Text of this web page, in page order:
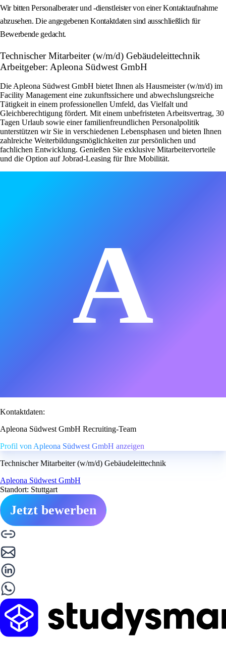
Wir bitten Personalberater und -dienstleister von einer Kontaktaufnahme
abzusehen. Die angegebenen Kontaktdaten sind ausschließlich für
Bewerbende gedacht.
Technischer Mitarbeiter (w/m/d) Gebäudeleittechnik
Arbeitgeber: Apleona Südwest GmbH
Die Apleona Südwest GmbH bietet Ihnen als Hausmeister (w/m/d) im
Facility Management eine zukunftssichere und abwechslungsreiche
Tätigkeit in einem professionellen Umfeld, das Vielfalt und
Gleichberechtigung fördert. Mit einem unbefristeten Arbeitsvertrag, 30
Tagen Urlaub sowie einer familienfreundlichen Personalpolitik
unterstützen wir Sie in verschiedenen Lebensphasen und bieten Ihnen
zahlreiche Weiterbildungsmöglichkeiten zur persönlichen und
fachlichen Entwicklung. Genießen Sie exklusive Mitarbeitervorteile
und die Option auf Jobrad-Leasing für Ihre Mobilität.
A
Kontaktdaten:
Apleona Südwest GmbH Recruiting-Team
Profil von Apleona Südwest GmbH anzeigen
Technischer Mitarbeiter (w/m/d) Gebäudeleittechnik
Apleona Südwest GmbH
Standort: Stuttgart
Jetzt bewerben